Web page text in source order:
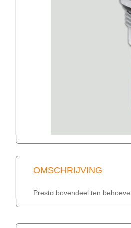
OMSCHRIJVING
Presto bovendeel ten